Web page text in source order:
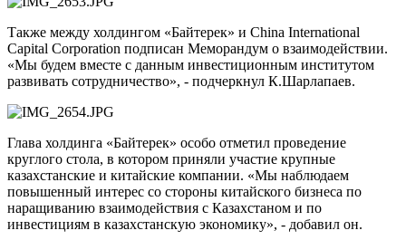
Также между холдингом «Байтерек» и China International
Capital Corporation подписан Меморандум о взаимодействии.
«Мы будем вместе с данным инвестиционным институтом
развивать сотрудничество», - подчеркнул К.Шарлапаев.
Глава холдинга «Байтерек» особо отметил проведение
круглого стола, в котором приняли участие крупные
казахстанские и китайские компании. «Мы наблюдаем
повышенный интерес со стороны китайского бизнеса по
наращиванию взаимодействия с Казахстаном и по
инвестициям в казахстанскую экономику», - добавил он.